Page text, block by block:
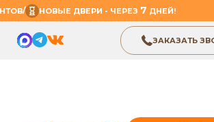
/ НОВЫЕ ДВЕРИ - ЧЕРЕЗ 7 ДНЕЙ!
ЗАКАЗАТЬ